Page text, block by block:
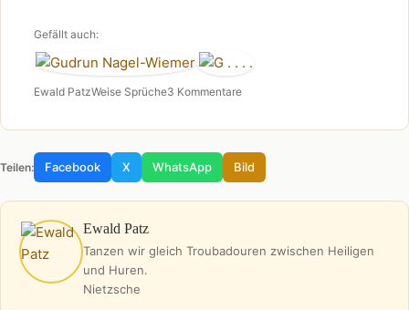
Gefällt auch:
Ewald PatzWeise Sprüche3 Kommentare
Teilen: Facebook X WhatsApp Bild
Ewald Patz
Tanzen wir gleich Troubadouren zwischen Heiligen
und Huren.
Nietzsche